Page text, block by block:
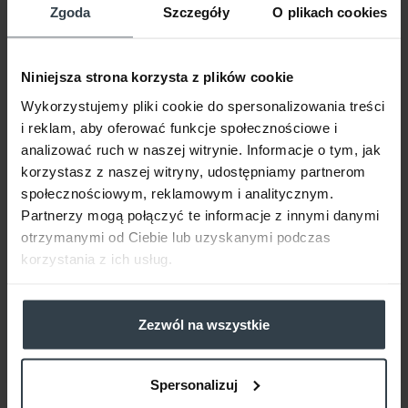
Zgoda Szczegóły O plikach cookies
Niniejsza strona korzysta z plików cookie
Wykorzystujemy pliki cookie do spersonalizowania treści
i reklam, aby oferować funkcje społecznościowe i
analizować ruch w naszej witrynie. Informacje o tym, jak
korzystasz z naszej witryny, udostępniamy partnerom
społecznościowym, reklamowym i analitycznym.
Partnerzy mogą połączyć te informacje z innymi danymi
otrzymanymi od Ciebie lub uzyskanymi podczas
korzystania z ich usług.
Zezwól na wszystkie
Spersonalizuj
odpowiednia pielęgnacja wzmocni skórę i
MACIERZYŃSTWO
JAK WYBRAĆ SKUTECZNY
PREPARAT NA ROZSTĘPY?
często trudno je zaakceptować. Na
szczęście istnieją dobre kosmetyki,
znacznie zmniejszające ich widoczność.
CZYTAJ WIĘCEJ